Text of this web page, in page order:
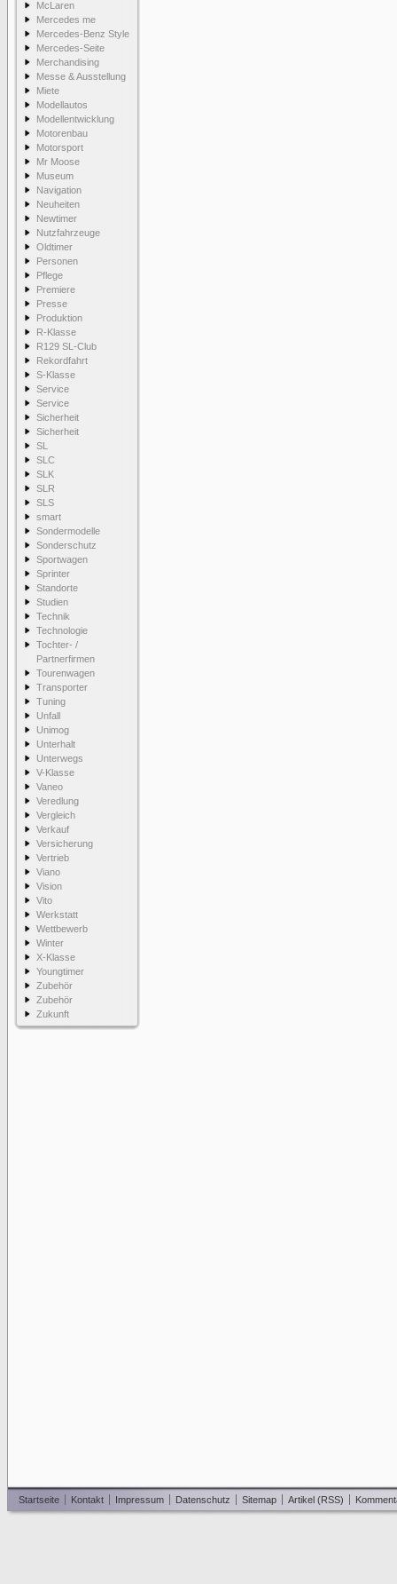
McLaren
Mercedes me
Mercedes-Benz Style
Mercedes-Seite
Merchandising
Messe & Ausstellung
Miete
Modellautos
Modellentwicklung
Motorenbau
Motorsport
Mr Moose
Museum
Navigation
Neuheiten
Newtimer
Nutzfahrzeuge
Oldtimer
Personen
Pflege
Premiere
Presse
Produktion
R-Klasse
R129 SL-Club
Rekordfahrt
S-Klasse
Service
Service
Sicherheit
Sicherheit
SL
SLC
SLK
SLR
SLS
smart
Sondermodelle
Sonderschutz
Sportwagen
Sprinter
Standorte
Studien
Technik
Technologie
Tochter- /
Partnerfirmen
Tourenwagen
Transporter
Tuning
Unfall
Unimog
Unterhalt
Unterwegs
V-Klasse
Vaneo
Veredlung
Vergleich
Verkauf
Versicherung
Vertrieb
Viano
Vision
Vito
Werkstatt
Wettbewerb
Winter
X-Klasse
Youngtimer
Zubehör
Zubehör
Zukunft
Startseite Kontakt Impressum Datenschutz Sitemap Artikel (RSS)